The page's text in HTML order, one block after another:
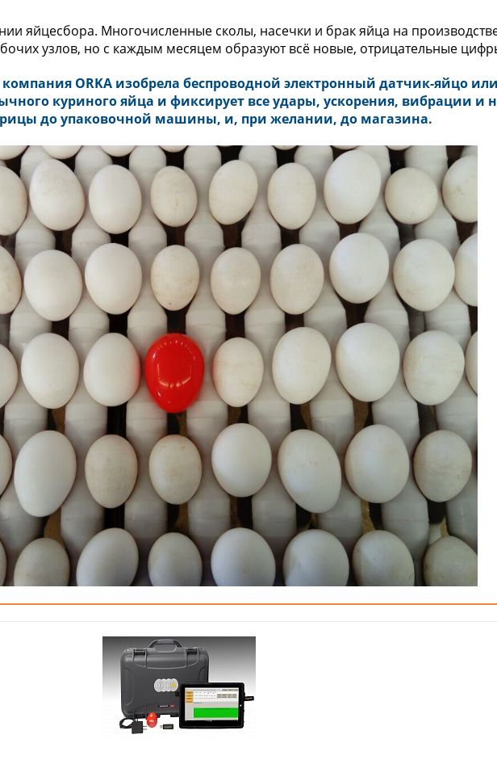
яйцесбора. Многочисленные сколы, насечки и брак яйца на
узлов, но с каждым месяцем образуют всё новые, отрицательные
ORKA изобрела беспроводной электронный датчик-яйцо
куриного яйца и фиксирует все удары, ускорения, вибрации и
до упаковочной машины, и, при желании, до магазина.